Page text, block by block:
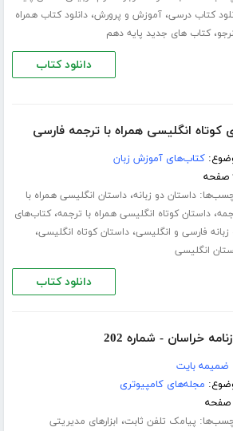
کتاب درسی،آموزش و پرورش،دانلود کتاب همراه
،کتاب های جدید پایه دهم
دانلود کتاب
کوتاه انگلیسی همراه با ترجمه فارسی
کتاب‌های آموزش زبان
داستان دو زبانه،داستان انگلیسی همراه با
،داستان کوتاه انگلیسی همراه با ترجمه،کتاب‌های
زبانه فارسی و انگلیسی،داستان کوتاه انگلیسی،
انگلیسی
دانلود کتاب
خراسان - شماره 202
ضمیمه بایت
مجله‌های کامپیوتری
پیامک تلفن ثابت، ابزارهای مدیریتی